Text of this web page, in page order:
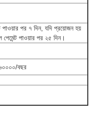
পাওয়ার পর ৭ দিন, যদি প্রয়োজন হয়
পাওয়ার পর ২৫ দিন।
বছর